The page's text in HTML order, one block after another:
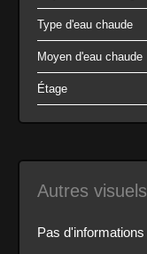
Type d'eau chaude
Moyen d'eau chaude
Étage
Autres visuels
Pas